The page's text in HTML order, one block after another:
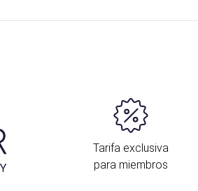
Tarifa exclusiva
para miembros